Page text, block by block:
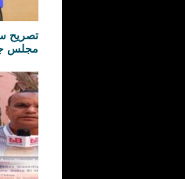
تصريح
مجلس